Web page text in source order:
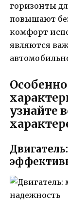
горизонты
повышают
комфорт
являются
узнайте